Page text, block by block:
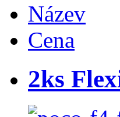
Název
Cena
2ks